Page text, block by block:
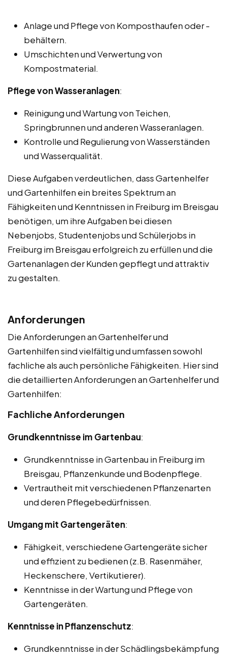
Anlage und Pflege von Komposthaufen oder -
behältern.
Umschichten und Verwertung von
Kompostmaterial.
Pflege von Wasseranlagen:
Reinigung und Wartung von Teichen,
Springbrunnen und anderen Wasseranlagen.
Kontrolle und Regulierung von Wasserständen
und Wasserqualität.
Diese Aufgaben verdeutlichen, dass Gartenhelfer
und Gartenhilfen ein breites Spektrum an
Fähigkeiten und Kenntnissen in Freiburg im Breisgau
benötigen, um ihre Aufgaben bei diesen
Nebenjobs, Studentenjobs und Schülerjobs in
Freiburg im Breisgau erfolgreich zu erfüllen und die
Gartenanlagen der Kunden gepflegt und attraktiv
zu gestalten.
Anforderungen
Die Anforderungen an Gartenhelfer und
Gartenhilfen sind vielfältig und umfassen sowohl
fachliche als auch persönliche Fähigkeiten. Hier sind
die detaillierten Anforderungen an Gartenhelfer und
Gartenhilfen:
Fachliche Anforderungen
Grundkenntnisse im Gartenbau:
Grundkenntnisse in Gartenbau in Freiburg im
Breisgau, Pflanzenkunde und Bodenpflege.
Vertrautheit mit verschiedenen Pflanzenarten
und deren Pflegebedürfnissen.
Umgang mit Gartengeräten:
Fähigkeit, verschiedene Gartengeräte sicher
und effizient zu bedienen (z.B. Rasenmäher,
Heckenschere, Vertikutierer).
Kenntnisse in der Wartung und Pflege von
Gartengeräten.
Kenntnisse in Pflanzenschutz:
Grundkenntnisse in der Schädlingsbekämpfung